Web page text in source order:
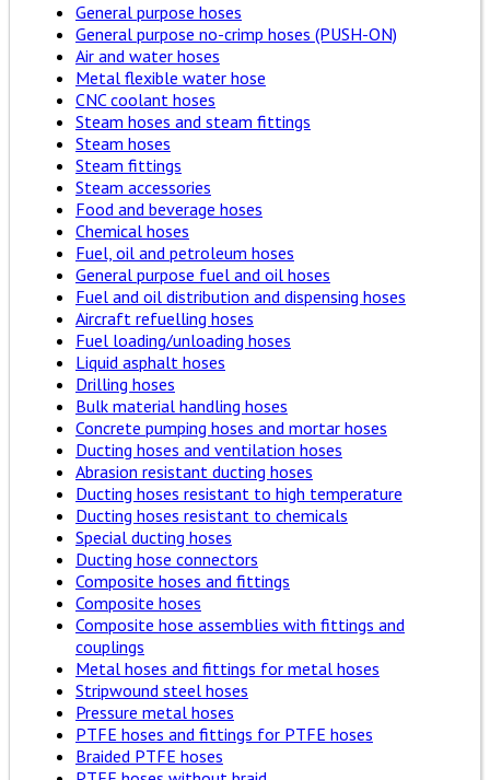
General purpose hoses
General purpose no-crimp hoses (PUSH-ON)
Air and water hoses
Metal flexible water hose
CNC coolant hoses
Steam hoses and steam fittings
Steam hoses
Steam fittings
Steam accessories
Food and beverage hoses
Chemical hoses
Fuel, oil and petroleum hoses
General purpose fuel and oil hoses
Fuel and oil distribution and dispensing hoses
Aircraft refuelling hoses
Fuel loading/unloading hoses
Liquid asphalt hoses
Drilling hoses
Bulk material handling hoses
Concrete pumping hoses and mortar hoses
Ducting hoses and ventilation hoses
Abrasion resistant ducting hoses
Ducting hoses resistant to high temperature
Ducting hoses resistant to chemicals
Special ducting hoses
Ducting hose connectors
Composite hoses and fittings
Composite hoses
Composite hose assemblies with fittings and
couplings
Metal hoses and fittings for metal hoses
Stripwound steel hoses
Pressure metal hoses
PTFE hoses and fittings for PTFE hoses
Braided PTFE hoses